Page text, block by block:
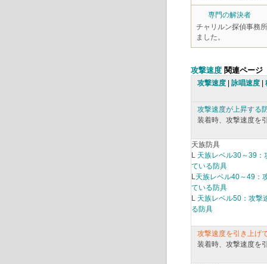
専門の解決者
チャリルン探偵事務
ました。
攻撃速度 関連ページ
攻撃速度 詠唱速度
攻撃速度が上昇する
装着時、攻撃速度を
天族防具
L 天族レベル30～39：
ている防具
L天族レベル40～49：
ている防具
L 天族レベル50：攻撃
る防具
攻撃速度を引き上げ
装着時、攻撃速度を